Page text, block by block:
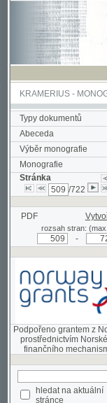
KRAMERIUS-
Typy dokumentů
Abeceda
Výběr monografie
Monografie
Stránka
/722
PDF Vytvořit
rozsah stran: (max.
Podpořeno grantem z
prostřednictvím Norského
hledat na aktuální
stránce
Pokročilé vyhledávání